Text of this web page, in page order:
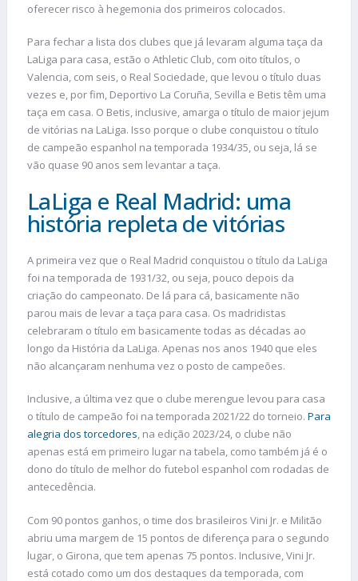
oferecer risco à hegemonia dos primeiros colocados.
Para fechar a lista dos clubes que já levaram alguma taça da
LaLiga para casa, estão o Athletic Club, com oito títulos, o
Valencia, com seis, o Real Sociedade, que levou o título duas
vezes e, por fim, Deportivo La Coruña, Sevilla e Betis têm uma
taça em casa. O Betis, inclusive, amarga o título de maior jejum
de vitórias na LaLiga. Isso porque o clube conquistou o título
de campeão espanhol na temporada 1934/35, ou seja, lá se
vão quase 90 anos sem levantar a taça.
LaLiga e Real Madrid: uma
história repleta de vitórias
A primeira vez que o Real Madrid conquistou o título da LaLiga
foi na temporada de 1931/32, ou seja, pouco depois da
criação do campeonato. De lá para cá, basicamente não
parou mais de levar a taça para casa. Os madridistas
celebraram o título em basicamente todas as décadas ao
longo da História da LaLiga. Apenas nos anos 1940 que eles
não alcançaram nenhuma vez o posto de campeões.
Inclusive, a última vez que o clube merengue levou para casa
o título de campeão foi na temporada 2021/22 do torneio. Para
alegria dos torcedores, na edição 2023/24, o clube não
apenas está em primeiro lugar na tabela, como também já é o
dono do título de melhor do futebol espanhol com rodadas de
antecedência.
Com 90 pontos ganhos, o time dos brasileiros Vini Jr. e Militão
abriu uma margem de 15 pontos de diferença para o segundo
lugar, o Girona, que tem apenas 75 pontos. Inclusive, Vini Jr.
está cotado como um dos destaques da temporada, com